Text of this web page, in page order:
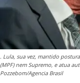
. Lula, sua vez, mantido
(MPF) nem Supremo, e atua
Pozzebom/Agencia Brasil